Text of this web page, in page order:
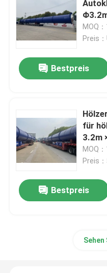
Kohlenstoff-
Chemische
Öl feuerte
Chemische Spalte
Chemikalienlager-
MOQ
Preis
Bestpreis
für
3.2m
Türen
MOQ
Preis
Bestpreis
Sehen